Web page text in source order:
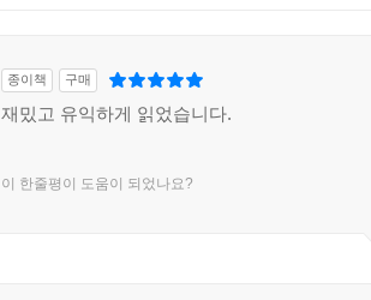
종이책 구매
재밌고 유익하게 읽었습니다.
이 한줄평이 도움이 되었나요?